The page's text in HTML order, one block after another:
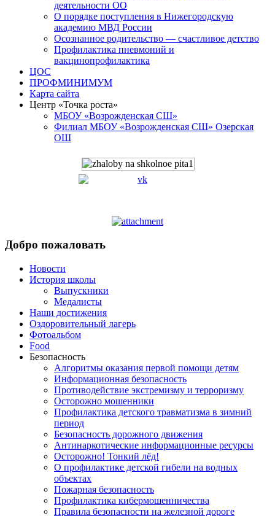
деятельности ОО
О порядке поступления в Нижегородскую
академию МВД России
Осознанное родительство — счастливое детство
Профилактика пневмоний и
вакцинопрофилактика
ЦОС
ПРОФМИНИМУМ
Карта сайта
Центр «Точка роста»
МБОУ «Возрожденская СШ»
Филиал МБОУ «Возрожденская СШ» Озерская
ОШ
Добро пожаловать
Новости
История школы
Выпускники
Медалисты
Наши достижения
Оздоровительный лагерь
Фотоальбом
Food
Безопасность
Алгоритмы оказания первой помощи детям
Информационная безопасность
Противодействие экстремизму и терроризму
Осторожно мошенники
Профилактика детского травматизма в зимний
период
Безопасность дорожного движения
Антинаркотические информационные ресурсы
Осторожно! Тонкий лёд!
О профилактике детской гибели на водных
объектах
Пожарная безопасность
Профилактика кибермошенничества
Правила безопасности на железной дороге